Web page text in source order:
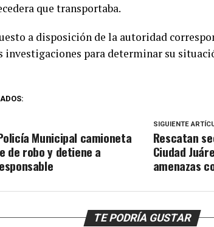
que transportaba.
a disposición de la autoridad
investigaciones para determinar su
SIGUIENTE
Rescatan
Ciudad
amenazas
Municipal camioneta
de robo y detiene a
TE PODRÍA GUSTAR